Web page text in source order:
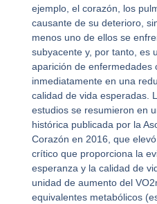
ejemplo, el corazón, los
causante de su deterioro,
menos uno de ellos se
subyacente y, por tanto, es
aparición de enfermedades
inmediatamente en una
calidad de vida esperadas.
estudios se resumieron en
histórica publicada por la
Corazón en 2016, que
crítico que proporciona la
esperanza y la calidad de
unidad de aumento del
equivalentes metabólicos